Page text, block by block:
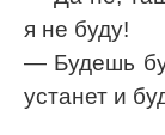
я не буду!
— Будешь
устанет и